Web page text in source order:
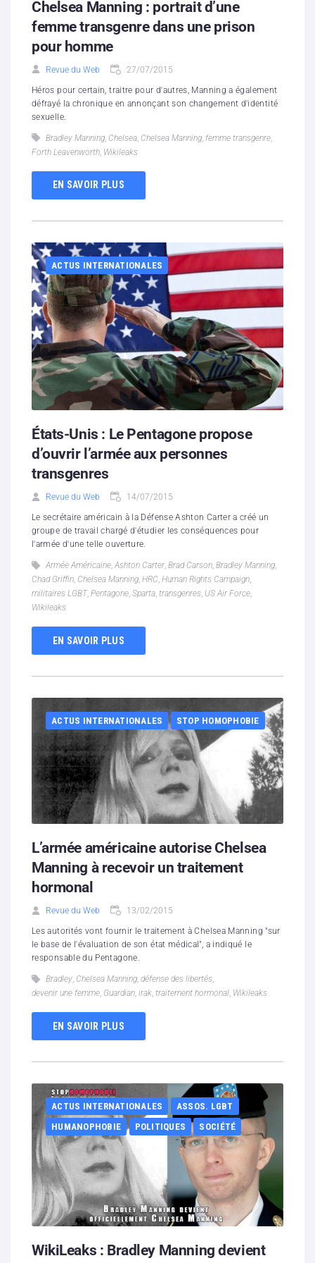
Chelsea Manning : portrait d’une
femme transgenre dans une prison
pour homme
Revue du Web 27/07/2015
Héros pour certain, traitre pour d'autres, Manning a également
défrayé la chronique en annonçant son changement d'identité
sexuelle.
Bradley Manning Chelsea Chelsea Manning femme transgenre
Forth Leavenworth Wikileaks
EN SAVOIR PLUS
ACTUS INTERNATIONALES
États-Unis : Le Pentagone propose
d’ouvrir l’armée aux personnes
transgenres
Revue du Web 14/07/2015
Le secrétaire américain à la Défense Ashton Carter a créé un
groupe de travail chargé d'étudier les conséquences pour
l'armée d'une telle ouverture.
Armée Américaine, Ashton Carter, Brad Carson, Bradley Manning,
Chad Griffin, Chelsea Manning, HRC, Human Rights Campaign,
militaires LGBT, Pentagone, Sparta, transgenres, US Air Force,
Wikileaks
EN SAVOIR PLUS
ACTUS INTERNATIONALES STOP HOMOPHOBIE
L’armée américaine autorise Chelsea
Manning à recevoir un traitement
hormonal
Revue du Web 13/02/2015
Les autorités vont fournir le traitement à Chelsea Manning "sur
le base de l'évaluation de son état médical", a indiqué le
responsable du Pentagone.
Bradley, Chelsea Manning, défense des libertés,
devenir une femme, Guardian, irak, traitement hormonal, Wikileaks
EN SAVOIR PLUS
ACTUS INTERNATIONALES
ASSOS. LGBT
HUMANOPHOBIE
POLITIQUES SOCIÉTÉ
WikiLeaks : Bradley Manning devient